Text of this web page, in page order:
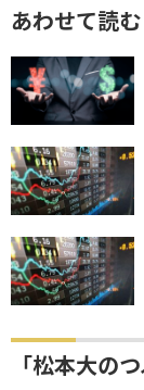
あわせて読む
「松本大の